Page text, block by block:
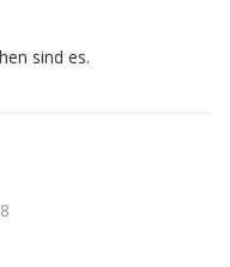
sind es.